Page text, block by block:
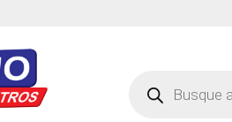
produtos